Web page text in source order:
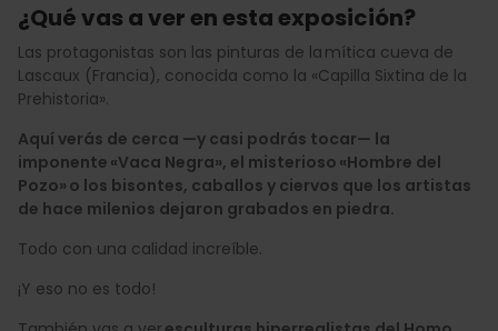
¿Qué vas a ver en esta exposición?
Las protagonistas son las pinturas de la mítica cueva de
Lascaux (Francia), conocida como la «Capilla Sixtina de la
Prehistoria».
Aquí verás de cerca —y casi podrás tocar— la
imponente «Vaca Negra», el misterioso «Hombre del
Pozo» o los bisontes, caballos y ciervos que los artistas
de hace milenios dejaron grabados en piedra.
Todo con una calidad increíble.
¡Y eso no es todo!